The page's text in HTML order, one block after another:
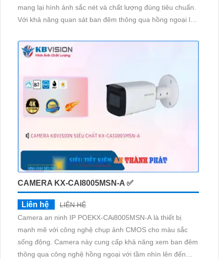
mang lại hình ảnh sắc nét và chất lượng đúng tiêu chuẩn.
Với khả năng quan sát ban đêm thông qua hồng ngoại lên
thiếu sáng. Sản phẩm được trang bị công nghệ IP Wifi,
không giảm chất lượng dù kết nối không dây
CAMERA KX-CAI8005MSN-A ✅
Liên hệ
LIÊN HỆ
Camera an ninh IP POEKX-CAi8005MSN-A là thiết bị
mạnh mẽ với công nghệ chụp ảnh CMOS cho màu sắc
sống động. Camera này cung cấp khả năng xem ban đêm
thông qua công nghệ hồng ngoại với tầm nhìn lên đến